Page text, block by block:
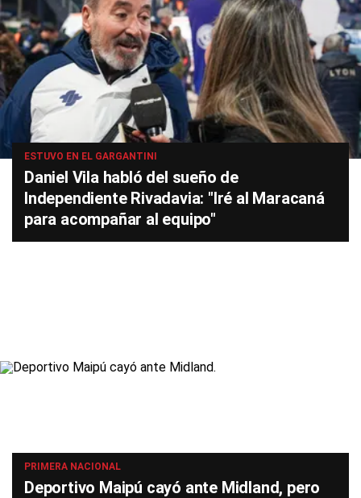
ESTUVO EN EL GARGANTINI
Daniel Vila habló del sueño de
Independiente Rivadavia: "Iré al Maracaná
para acompañar al equipo"
PRIMERA NACIONAL
Deportivo Maipú cayó ante Midland, pero